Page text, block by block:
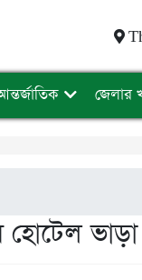
জেলার
হোটেল